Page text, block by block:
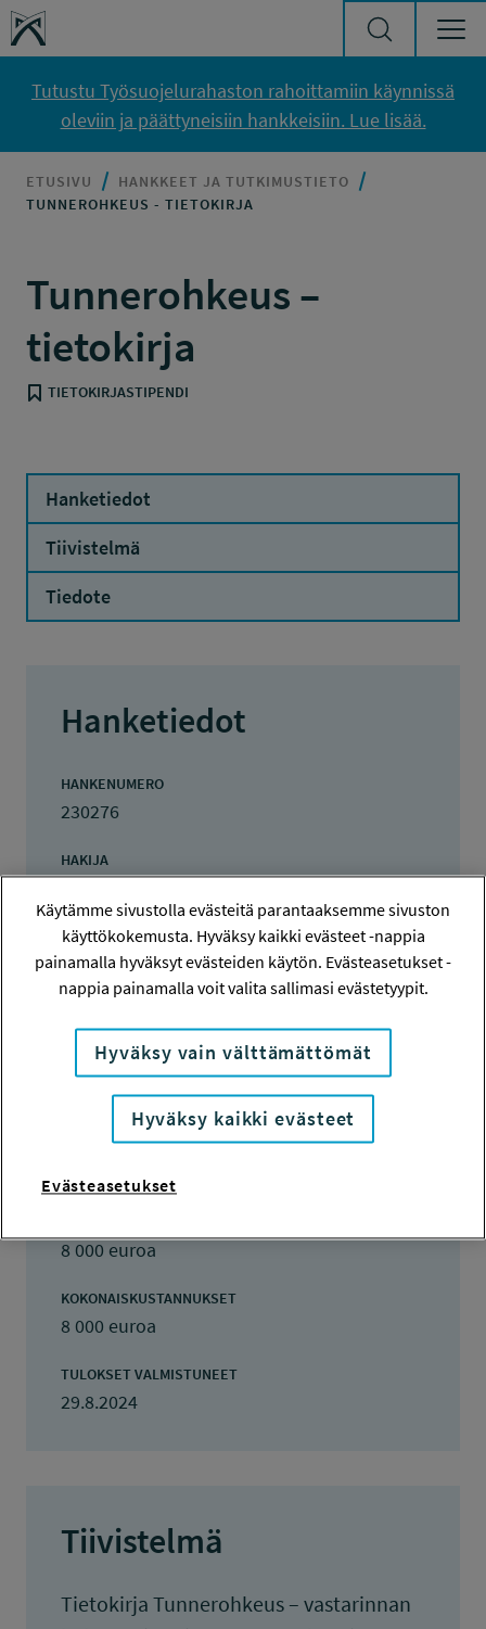
Siirry sisältöön
Työsuojelurahasto
Tutustu Työsuojelurahaston rahoittamiin käynnissä
oleviin ja päättyneisiin hankkeisiin. Lue lisää.
ETUSIVU
HANKKEET JA TUTKIMUSTIETO
TUNNEROHKEUS - TIETOKIRJA
Tunnerohkeus –
tietokirja
TIETOKIRJASTIPENDI
Hanketiedot
Tiivistelmä
Tiedote
Hanketiedot
HANKENUMERO
230276
HAKIJA
TOTEUTTAJA
Helena Åhman
Helena Åhman
helena.ahman@huntingminds.com
TOTEUTUSAIKA
4.6.2023 - 31.1.2024
TYÖSUOJELURAHASTON PÄÄTÖS
8 000 euroa
KOKONAISKUSTANNUKSET
8 000 euroa
TULOKSET VALMISTUNEET
29.8.2024
Tiivistelmä
Tietokirja Tunnerohkeus – vastarinnan
Käytämme sivustolla evästeitä parantaaksemme sivuston
käyttökokemusta. Hyväksy kaikki evästeet -nappia
painamalla hyväksyt evästeiden käytön. Evästeasetukset -
nappia painamalla voit valita sallimasi evästetyypit.
Hyväksy vain välttämättömät
Hyväksy kaikki evästeet
Evästeasetukset